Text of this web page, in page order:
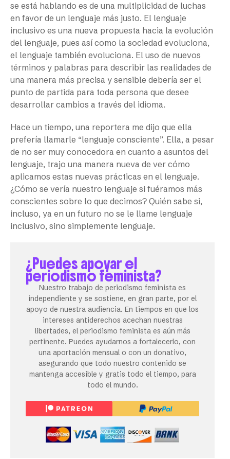
se está hablando es de una multiplicidad de luchas
en favor de un lenguaje más justo. El lenguaje
inclusivo es una nueva propuesta hacia la evolución
del lenguaje, pues así como la sociedad evoluciona,
el lenguaje también evoluciona. El uso de nuevos
términos y palabras para describir las realidades de
una manera más precisa y sensible debería ser el
punto de partida para toda persona que desee
desarrollar cambios a través del idioma.
Hace un tiempo, una reportera me dijo que ella
prefería llamarle “lenguaje consciente”. Ella, a pesar
de no ser muy conocedora en cuanto a asuntos del
lenguaje, trajo una manera nueva de ver cómo
aplicamos estas nuevas prácticas en el lenguaje.
¿Cómo se vería nuestro lenguaje si fuéramos más
conscientes sobre lo que decimos? Quién sabe si,
incluso, ya en un futuro no se le llame lenguaje
inclusivo, sino simplemente lenguaje.
¿Puedes apoyar el
periodismo feminista?
Nuestro trabajo de periodismo feminista es
independiente y se sostiene, en gran parte, por el
apoyo de nuestra audiencia. En tiempos en que los
intereses antiderechos acechan nuestras
libertades, el periodismo feminista es aún más
pertinente. Puedes ayudarnos a fortalecerlo, con
una aportación mensual o con un donativo,
asegurando que todo nuestro contenido se
mantenga accesible y gratis todo el tiempo, para
todo el mundo.